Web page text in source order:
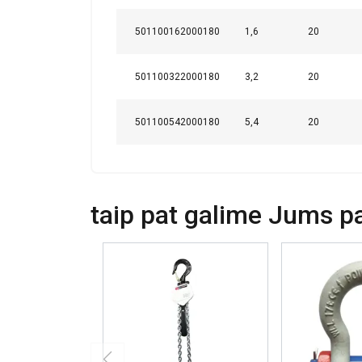
501100162000180 1,6 20
501100322000180 3,2 20
501100542000180 5,4 20
taip pat galime Jums
informacija
ją sujungti su
PARODYTI